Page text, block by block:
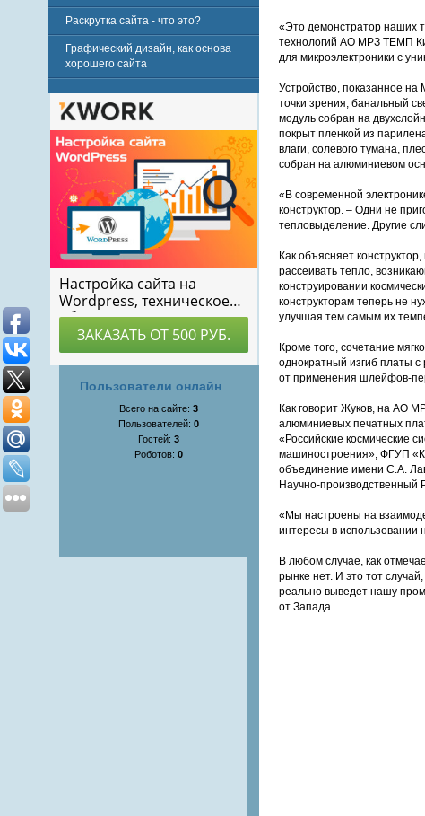
«Это демонстратор наших
технологий АО МРЗ ТЕМП
для микроэлектроники с
Устройство, показанное
точки зрения, банальный
модуль собран на
покрыт пленкой из
влаги, солевого тумана,
собран на алюминиевом
«В современной
конструктор. – Одни не
тепловыделение. Другие
Как объясняет
рассеивать тепло,
конструировании
конструкторам теперь не
улучшая тем самым их
Кроме того, сочетание
однократный изгиб платы с
от применения шлейфов-
Как говорит Жуков, на АО
алюминиевых печатных
«Российские космические
машиностроения», ФГУП
объединение имени С.А.
Научно-производственный
«Мы настроены на
интересы в использовании
В любом случае, как
рынке нет. И это тот
реально выведет нашу
от Запада.
Раскрутка сайта - что это?
Графический дизайн, как основа
хорошего сайта
Пользователи онлайн
Всего на сайте:3
Пользователей:0
Гостей:3
Роботов:0